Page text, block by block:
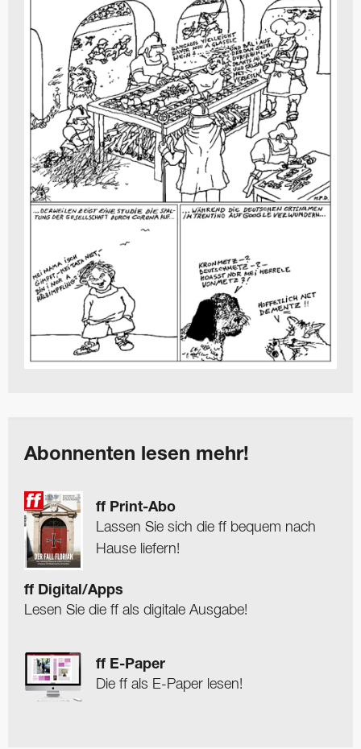
Abonnenten lesen mehr!
ff Print-Abo
Lassen Sie sich die ff bequem nach
Hause liefern!
ff Digital/Apps
Lesen Sie die ff als digitale Ausgabe!
ff E-Paper
Die ff als E-Paper lesen!